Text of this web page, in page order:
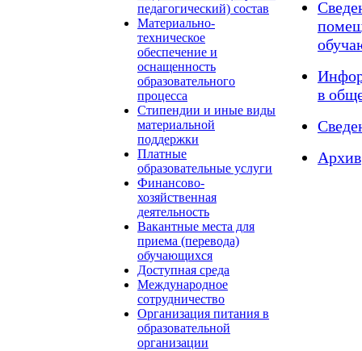
педагогический) состав
Материально-
техническое
обеспечение и
оснащенность
образовательного
процесса
Стипендии и иные виды
материальной
поддержки
Платные
образовательные услуги
Финансово-
хозяйственная
деятельность
Вакантные места для
приема (перевода)
обучающихся
Доступная среда
Международное
сотрудничество
Организация питания в
образовательной
организации
в
Архив